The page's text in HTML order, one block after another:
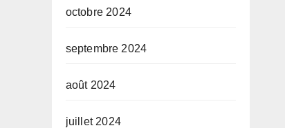
octobre 2024
septembre 2024
août 2024
juillet 2024